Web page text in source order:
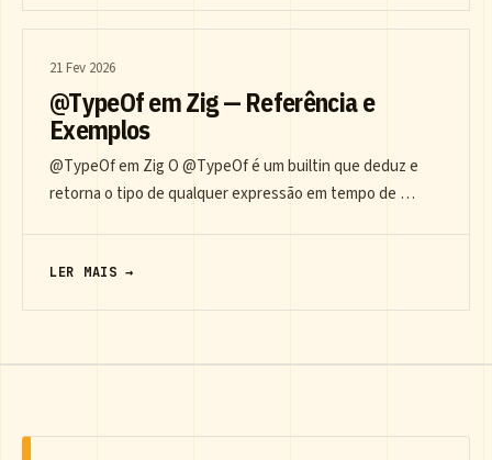
21 Fev 2026
@TypeOf em Zig — Referência e
Exemplos
@TypeOf em Zig O @TypeOf é um builtin que deduz e
retorna o tipo de qualquer expressão em tempo de …
LER MAIS →